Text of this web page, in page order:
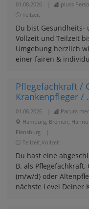
01.08.2026 pluss
Teilzeit
Du bist Gesundheits-
Vollzeit und Teilzeit
Umgebung herzlich
einer fairen &
Pflegefachkraft /
Krankenpfleger /
01.08.2026 Pacura
Hamburg, Bremen,
Flensburg
Teilzeit,Vollzeit
Du hast eine
B. als
(m/w/d) oder
nächste Level Deiner